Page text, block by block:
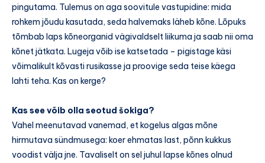
pingutama. Tulemus on aga soovitule vastupidine: mida
rohkem jõudu kasutada, seda halvemaks läheb kõne. Lõpuks
tõmbab laps kõneorganid vägivaldselt liikuma ja saab nii oma
kõnet jätkata. Lugeja võib ise katsetada – pigistage käsi
võimalikult kõvasti rusikasse ja proovige seda teise käega
lahti teha. Kas on kerge?
Kas see võib olla seotud šokiga?
Vahel meenutavad vanemad, et kogelus algas mõne
hirmutava sündmusega: koer ehmatas last, põnn kukkus
voodist välja jne. Tavaliselt on sel juhul lapse kõnes olnud